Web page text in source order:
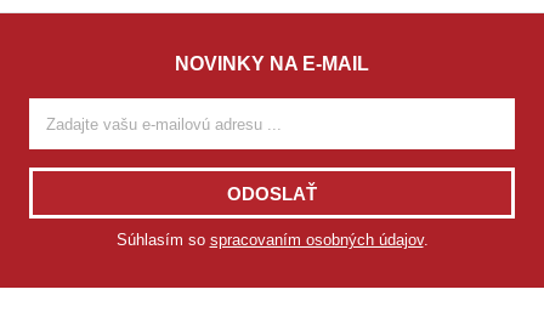
NOVINKY NA E-MAIL
ODOSLAŤ
Súhlasím so spracovaním osobných údajov.